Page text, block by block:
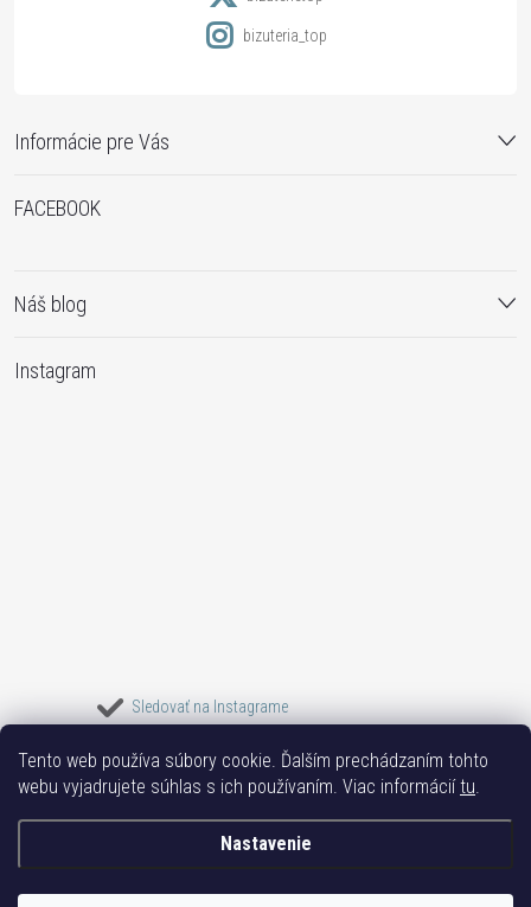
Tento web používa súbory cookie. Ďalším prechádzaním tohto
webu vyjadrujete súhlas s ich používaním. Viac informáciítu.
Nastavenie
Informácie pre Vás
bizuteria_top
FACEBOOK
Náš blog
Instagram
Sledovať na Instagrame
Bižuterie TOP Vše k mobilu Mobil příslušenství
Copyright 2017-2026Bižutéria TOP. Všetky práva vyhradené.